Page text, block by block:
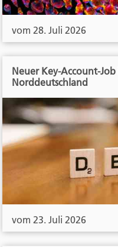
vom 28. Juli 2026
Neuer Key-Account-
Norddeutschland
vom 23. Juli 2026